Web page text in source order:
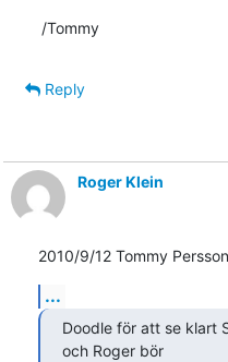
/Tommy
Reply
Roger Klein
2010/9/12 Tommy Persson
...
Doodle för att se klart
och Roger bör